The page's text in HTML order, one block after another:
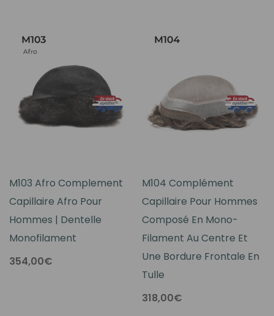
M103 Afro Complement
Capillaire Afro Pour
Hommes | Dentelle
Monofilament
354,00€
M104 Complément
Capillaire Pour Hommes
Composé En Mono-
Filament Au Centre Et
Une Bordure Frontale En
Tulle
318,00€